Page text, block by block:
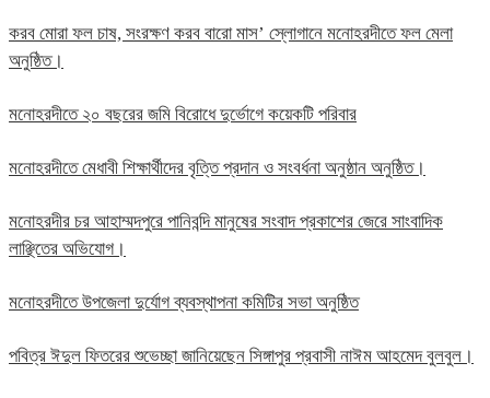
করব মোরা ফল চাষ, সংরক্ষণ করব বারো মাস’ স্লোগানে মনোহরদীতে ফল মেলা
অনুষ্ঠিত।
মনোহরদীতে ২০ বছরের জমি বিরোধে দুর্ভোগে কয়েকটি পরিবার
মনোহরদীতে মেধাবী শিক্ষার্থীদের বৃত্তি প্রদান ও সংবর্ধনা অনুষ্ঠান অনুষ্ঠিত।
মনোহরদীর চর আহাম্মদপুরে পানিবন্দি মানুষের সংবাদ প্রকাশের জেরে সাংবাদিক
লাঞ্ছিতের অভিযোগ।
মনোহরদীতে উপজেলা দুর্যোগ ব্যবস্থাপনা কমিটির সভা অনুষ্ঠিত
পবিত্র ঈদুল ফিতরের শুভেচ্ছা জানিয়েছেন সিঙ্গাপুর প্রবাসী নাঈম আহমেদ বুলবুল।